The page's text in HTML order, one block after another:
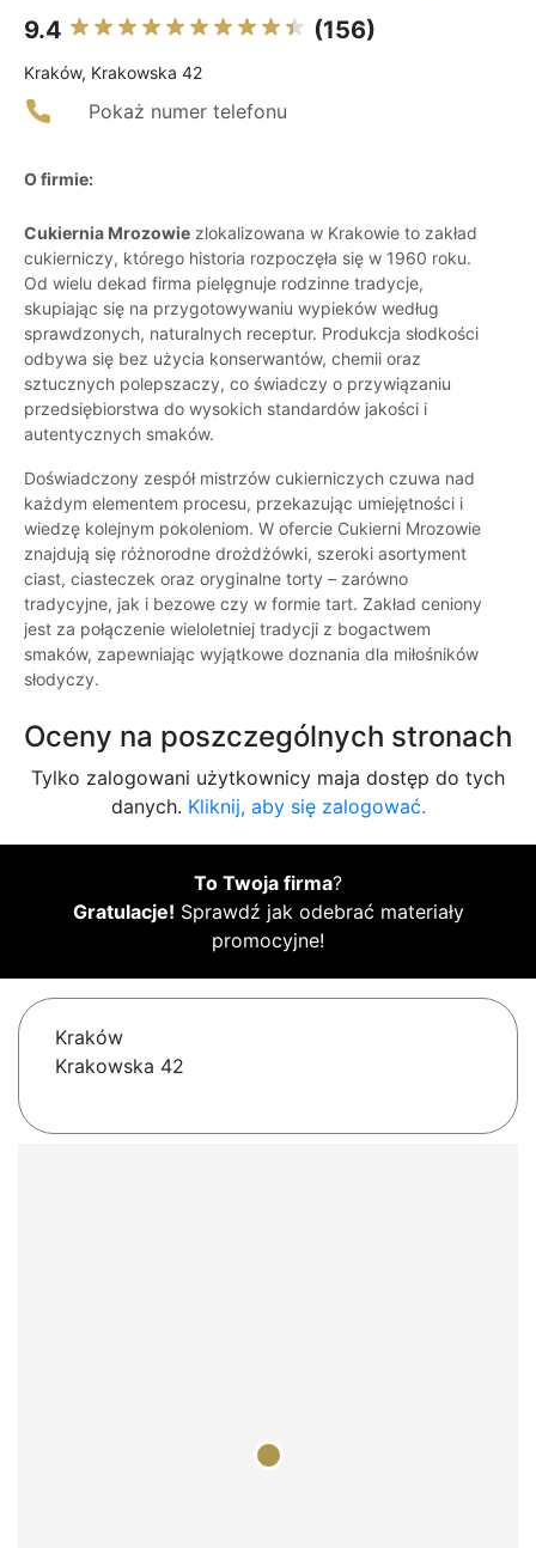
9.4 (156)
Kraków, Krakowska 42
Pokaż numer telefonu
O firmie:
Cukiernia Mrozowie zlokalizowana w Krakowie to zakład
cukierniczy, którego historia rozpoczęła się w 1960 roku.
Od wielu dekad firma pielęgnuje rodzinne tradycje,
skupiając się na przygotowywaniu wypieków według
sprawdzonych, naturalnych receptur. Produkcja słodkości
odbywa się bez użycia konserwantów, chemii oraz
sztucznych polepszaczy, co świadczy o przywiązaniu
przedsiębiorstwa do wysokich standardów jakości i
autentycznych smaków.
Doświadczony zespół mistrzów cukierniczych czuwa nad
każdym elementem procesu, przekazując umiejętności i
wiedzę kolejnym pokoleniom. W ofercie Cukierni Mrozowie
znajdują się różnorodne drożdżówki, szeroki asortyment
ciast, ciasteczek oraz oryginalne torty – zarówno
tradycyjne, jak i bezowe czy w formie tart. Zakład ceniony
jest za połączenie wieloletniej tradycji z bogactwem
smaków, zapewniając wyjątkowe doznania dla miłośników
słodyczy.
Oceny na poszczególnych stronach
Tylko zalogowani użytkownicy maja dostęp do tych
danych. Kliknij, aby się zalogować.
To Twoja firma?
Gratulacje! Sprawdź jak odebrać materiały
promocyjne!
Kraków
Krakowska 42